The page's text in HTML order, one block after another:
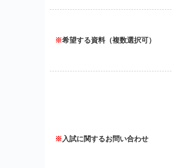
※希望する資料（複数選択可）
※ 入試に関するお問い合わせ